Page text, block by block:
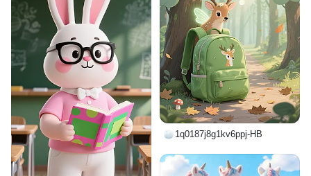
1q0187j8g1kv6ppj-HB